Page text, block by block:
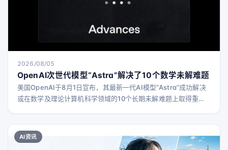
2026/08/05
OpenAI次世代模型“Astra”解决了10个数学未解难题
美国OpenAI于8月1日宣布，其最新一代AI模型“Astra”成功解决
或在数学及理论计算机科学领域的10个长期未解难题上取得重大
时所消耗的计算资源，按ChatGPT-5.6 Sol的API费用计算约为
2000美元（约合31万元人民币）。AI生成的证明经过同一模型辅
AI资讯